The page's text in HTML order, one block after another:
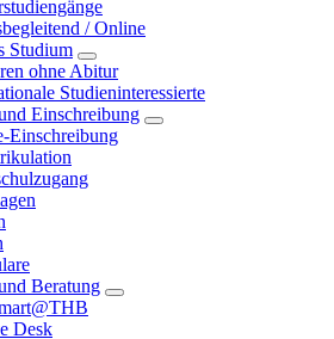
/ Online
Studium
ohne Abitur
Studieninteressierte
Einschreibung
Einschreibung
Beratung
Desk